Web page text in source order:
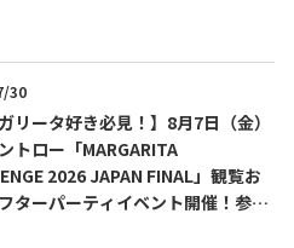
30
ガリータ好き必見！】8月7日（金）
トロー「MARGARITA
2026 JAPAN FINAL」観覧お
ターパーティイベント開催！参加